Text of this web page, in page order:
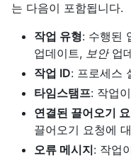
는 다음이 포함됩니다.
작업 유형: 수행된
업데이트, 보안업
작업 ID: 프로세스
타임스탬프: 작업
연결된 끌어오기
끌어오기 요청에
오류 메시지: 작업